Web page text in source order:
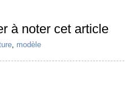
à noter cet article
, modèle